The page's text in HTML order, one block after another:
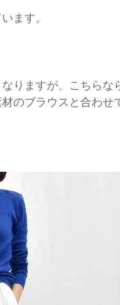
ます。
りますが、こちらな
のブラウスと合わせ